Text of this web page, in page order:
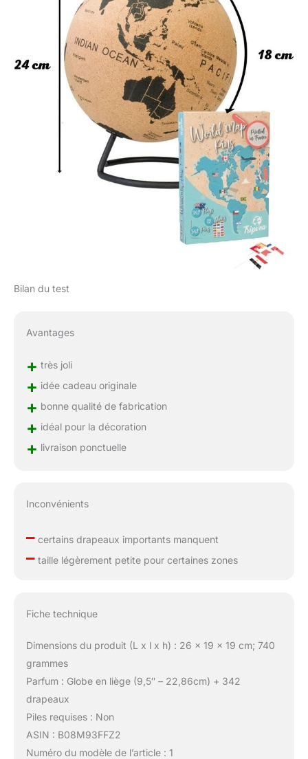
Bilan du test
Avantages
+ très joli
+ idée cadeau originale
+ bonne qualité de fabrication
+ idéal pour la décoration
+ livraison ponctuelle
Inconvénients
–certains drapeaux importants manquent
–taille légèrement petite pour certaines zones
Fiche technique
Dimensions du produit (L x l x h) : 26 x 19 x 19 cm; 740
grammes
Parfum : Globe en liège (9,5″ – 22,86cm) + 342
drapeaux
Piles requises : Non
ASIN : B08M93FFZ2
Numéro du modèle de l’article : 1